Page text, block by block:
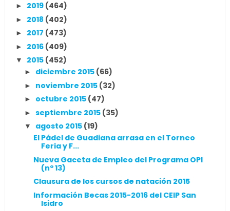
► 2019 (464)
► 2018 (402)
► 2017 (473)
► 2016 (409)
▼ 2015 (452)
► diciembre 2015 (66)
► noviembre 2015 (32)
► octubre 2015 (47)
► septiembre 2015 (35)
▼ agosto 2015 (19)
El Pádel de Guadiana arrasa en el Torneo
Feria y F...
Nueva Gaceta de Empleo del Programa OPI
(nº 13)
Clausura de los cursos de natación 2015
Información Becas 2015-2016 del CEIP San
Isidro